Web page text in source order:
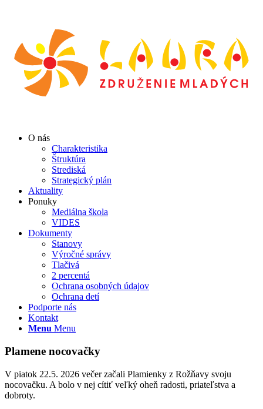
O nás
Charakteristika
Štruktúra
Strediská
Strategický plán
Aktuality
Ponuky
Mediálna škola
VIDES
Dokumenty
Stanovy
Výročné správy
Tlačivá
2 percentá
Ochrana osobných údajov
Ochrana detí
Podporte nás
Kontakt
Menu Menu
Plamene nocovačky
V piatok 22.5. 2026 večer začali Plamienky z Rožňavy svoju
nocovačku. A bolo v nej cítiť veľký oheň radosti, priateľstva a
dobroty.